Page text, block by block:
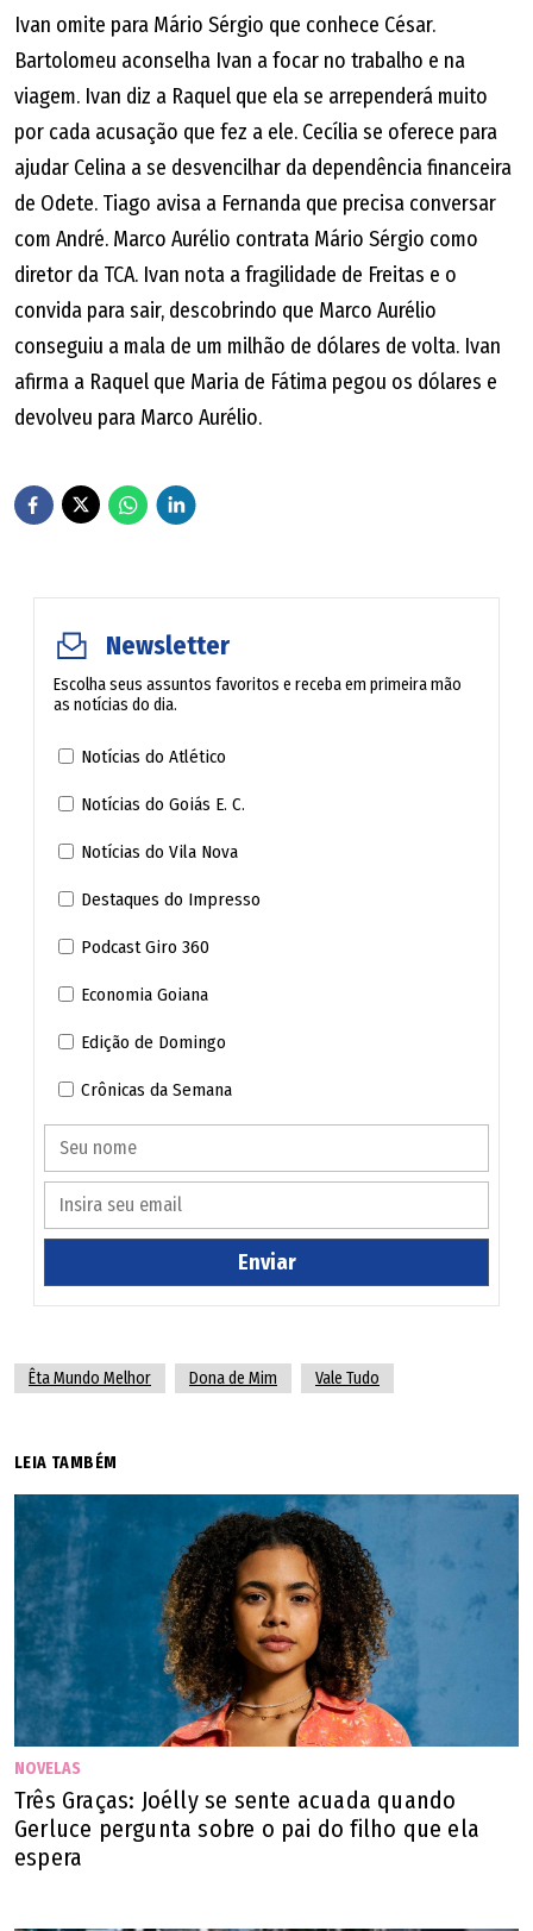
Ivan omite para Mário Sérgio que conhece César.
Bartolomeu aconselha Ivan a focar no trabalho e na
viagem. Ivan diz a Raquel que ela se arrependerá muito
por cada acusação que fez a ele. Cecília se oferece para
ajudar Celina a se desvencilhar da dependência financeira
de Odete. Tiago avisa a Fernanda que precisa conversar
com André. Marco Aurélio contrata Mário Sérgio como
diretor da TCA. Ivan nota a fragilidade de Freitas e o
convida para sair, descobrindo que Marco Aurélio
conseguiu a mala de um milhão de dólares de volta. Ivan
afirma a Raquel que Maria de Fátima pegou os dólares e
devolveu para Marco Aurélio.
Newsletter
Escolha seus assuntos favoritos e receba em primeira mão
as notícias do dia.
Notícias do Atlético
Notícias do Goiás E. C.
Notícias do Vila Nova
Destaques do Impresso
Podcast Giro 360
Economia Goiana
Edição de Domingo
Crônicas da Semana
Enviar
Êta Mundo Melhor Dona de Mim Vale Tudo
LEIA TAMBÉM
NOVELAS
Três Graças: Joélly se sente acuada quando
Gerluce pergunta sobre o pai do filho que ela
espera